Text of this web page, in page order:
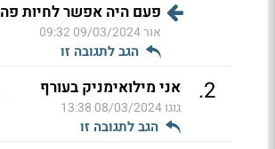
פעם היה אפשר לחיות פה
אור09/03/2024 09:32
הגב לתגובה זו
2
. אני מילואימניק בעורף
גוגו08/03/2024 13:38
הגב לתגובה זו